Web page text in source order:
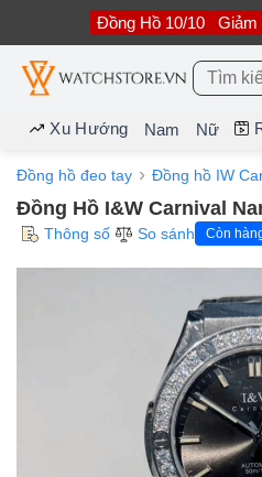
nội
dung
Đồng Hồ 10/10 Giảm
Tìm
kiếm:
Xu Hướng Nam Nữ
Đồng hồ đeo tay Đồng hồ IW
Đồng Hồ I&W Carnival
Thông số So sánh Còn